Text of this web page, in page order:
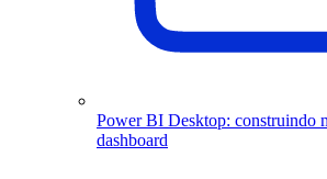
Power BI Desktop: construindo
dashboard